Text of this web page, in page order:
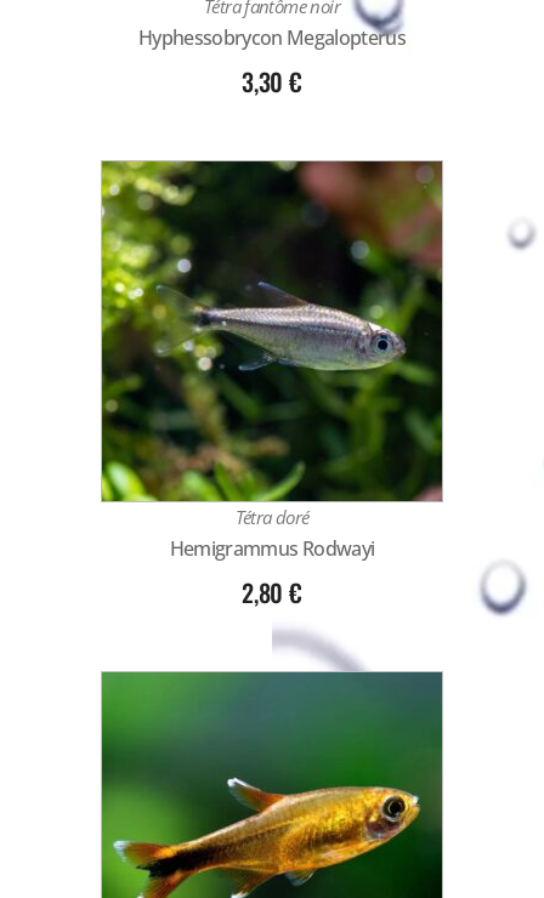
Tétra fantôme noir
Hyphessobrycon Megalopterus
3,30€
Tétra doré
Hemigrammus Rodwayi
2,80€